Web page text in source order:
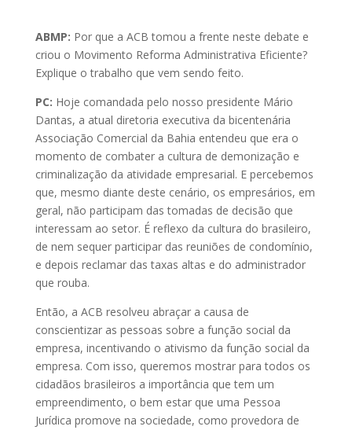
ABMP: Por que a ACB tomou a frente neste debate e
criou o Movimento Reforma Administrativa Eficiente?
Explique o trabalho que vem sendo feito.
PC: Hoje comandada pelo nosso presidente Mário
Dantas, a atual diretoria executiva da bicentenária
Associação Comercial da Bahia entendeu que era o
momento de combater a cultura de demonização e
criminalização da atividade empresarial. E percebemos
que, mesmo diante deste cenário, os empresários, em
geral, não participam das tomadas de decisão que
interessam ao setor. É reflexo da cultura do brasileiro,
de nem sequer participar das reuniões de condomínio,
e depois reclamar das taxas altas e do administrador
que rouba.
Então, a ACB resolveu abraçar a causa de
conscientizar as pessoas sobre a função social da
empresa, incentivando o ativismo da função social da
empresa. Com isso, queremos mostrar para todos os
cidadãos brasileiros a importância que tem um
empreendimento, o bem estar que uma Pessoa
Jurídica promove na sociedade, como provedora de